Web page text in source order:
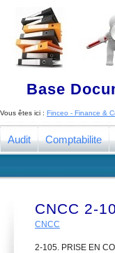
Base
Vous êtes ici : Finceo - Finance &
Audit Comptabilite
CNCC 2-
CNCC
2-105. PRISE EN